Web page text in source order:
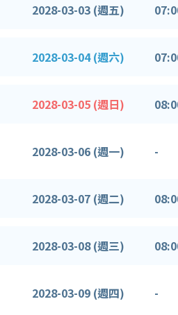
2028-03-03 (週五)
2028-03-04 (週六)
2028-03-05 (週日)
2028-03-06 (週一) -
2028-03-07 (週二)
2028-03-08 (週三)
2028-03-09 (週四) -